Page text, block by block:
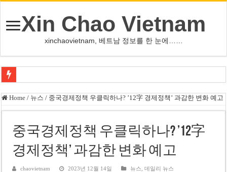
Xin Chao Vietnam
xinchaovietnam, 베트남 정보를 한 눈에……
쩐 타인 먼 베트남 국회의장 “외교 성과, 국가 위상 제고에 크게 기여”
싱가포르 하오마트, 마지막 프리미엄 매장 폐점… 적자·소송 악재 속 사업 축
베트남 은행 분기 순이익 1조 동 시대…비엣콤뱅크 등 5곳 돌파
PNJ, 다이아몬드 밀수 여파에 2분기 적자… 10월 임시 주총 개최
Home / 뉴스 / 중국경제정책 우클릭하나? ’12字 경제정책’ 과감한 변화 예고
중국경제정책 우클릭하나? ’12字
경제정책’ 과감한 변화 예고
chaovietnam 2023년 12월 14일 뉴스 ,데일리 뉴스